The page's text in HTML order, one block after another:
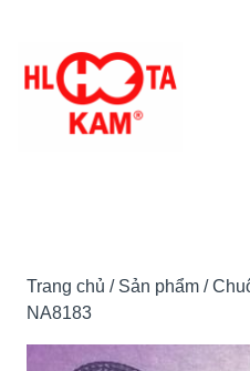
đến
Trang chủ / Sản phẩm /
NA8183